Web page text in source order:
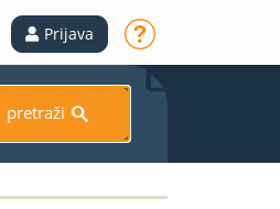
Prijava
pretraži S